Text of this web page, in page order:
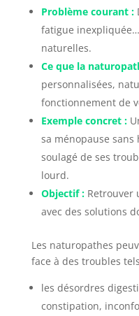
Problème courant :
fatigue
naturelles.
Ce que la
personnalisées,
fonctionnement de
Exemple concret :
sa ménopause
soulagé de ses
lourd.
Objectif :Retrouver
avec des solutions
Les naturopathes
face à des troubles
les désordres
constipation,